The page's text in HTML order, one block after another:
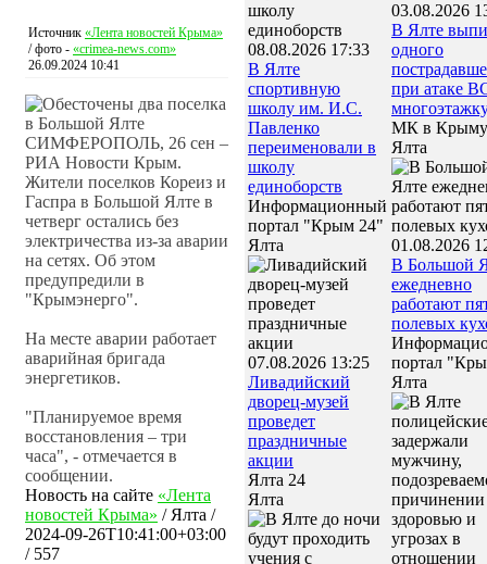
Источник «Лента новостей Крыма»
/ фото - «crimea-news.com»
26.09.2024 10:41
СИМФЕРОПОЛЬ, 26 сен –
РИА Новости Крым.
Жители поселков Кореиз и
Гаспра в Большой Ялте в
четверг остались без
электричества из-за аварии
на сетях. Об этом
предупредили в
"Крымэнерго".
На месте аварии работает
аварийная бригада
энергетиков.
"Планируемое время
восстановления – три
часа", - отмечается в
сообщении.
Новость на сайте «Лента
новостей Крыма» / Ялта /
2024-09-26T10:41:00+03:00
/ 557
08.08.2026 17:33
В Ялте
спортивную
школу им. И.С.
Павленко
переименовали в
школу
единоборств
Информационный
портал "Крым 24"
Ялта
07.08.2026 13:25
Ливадийский
дворец‑музей
проведет
праздничные
акции
Ялта 24
Ялта
03.08.2026
В Ялте
одного
при атаке
МК в Крыму
Ялта
01.08.2026
В Большой
ежедневно
работают
полевых
портал
Ялта